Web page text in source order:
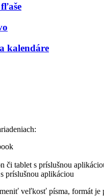
kalendáre
či tablet s príslušnou
príslušnou aplikáciou
veľkosť písma, formát je